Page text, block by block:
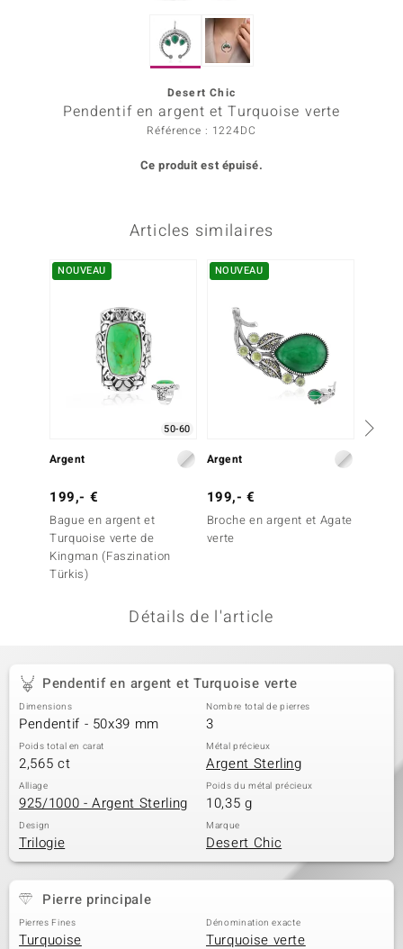
Collection
Desert Chic
Pendentif en argent et Turquoise verte
Référence : 1224DC
Ce produit est épuisé.
Articles similaires
NOUVEAU
50-60
Argent
199,- €
Bague en argent et
Turquoise verte de
Kingman (Faszination
Türkis)
NOUVEAU
Argent
199,- €
Broche en argent et Agate
verte
Détails de l'article
Pendentif en argent et Turquoise verte
Dimensions
Pendentif - 50x39 mm
Nombre total de pierres
3
Poids total en carat
2,565 ct
Métal précieux
Argent Sterling
Alliage
925/1000 - Argent Sterling
Poids du métal précieux
10,35 g
Design
Trilogie
Marque
Desert Chic
Pierre principale
Pierres Fines
Turquoise
Dénomination exacte
Turquoise verte